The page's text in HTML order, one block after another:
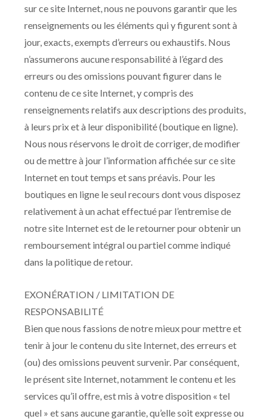
sur ce site Internet, nous ne pouvons garantir que les
renseignements ou les éléments qui y figurent sont à
jour, exacts, exempts d’erreurs ou exhaustifs. Nous
n’assumerons aucune responsabilité à l’égard des
erreurs ou des omissions pouvant figurer dans le
contenu de ce site Internet, y compris des
renseignements relatifs aux descriptions des produits,
à leurs prix et à leur disponibilité (boutique en ligne).
Nous nous réservons le droit de corriger, de modifier
ou de mettre à jour l’information affichée sur ce site
Internet en tout temps et sans préavis. Pour les
boutiques en ligne le seul recours dont vous disposez
relativement à un achat effectué par l’entremise de
notre site Internet est de le retourner pour obtenir un
remboursement intégral ou partiel comme indiqué
dans la politique de retour.
EXONÉRATION / LIMITATION DE
RESPONSABILITÉ
Bien que nous fassions de notre mieux pour mettre et
tenir à jour le contenu du site Internet, des erreurs et
(ou) des omissions peuvent survenir. Par conséquent,
le présent site Internet, notamment le contenu et les
services qu’il offre, est mis à votre disposition « tel
quel » et sans aucune garantie, qu’elle soit expresse ou